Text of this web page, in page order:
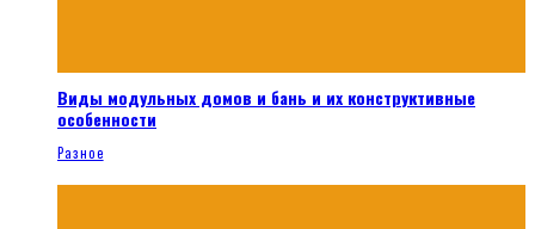
Виды модульных домов и бань и их конструктивные
особенности
Разное